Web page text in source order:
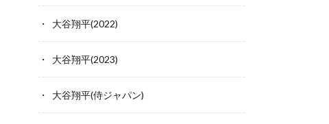
大谷翔平(2022)
大谷翔平(2023)
大谷翔平(侍ジャパン)